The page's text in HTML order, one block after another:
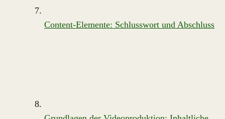
Content-Elemente: Schlusswort und Abschluss